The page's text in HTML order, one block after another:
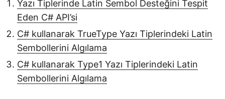
Yazı Tiplerinde Latin Sembol Desteğini Tespit
Eden C# API’si
C# kullanarak TrueType Yazı Tiplerindeki Latin
Sembollerini Algılama
C# kullanarak Type1 Yazı Tiplerindeki Latin
Sembollerini Algılama